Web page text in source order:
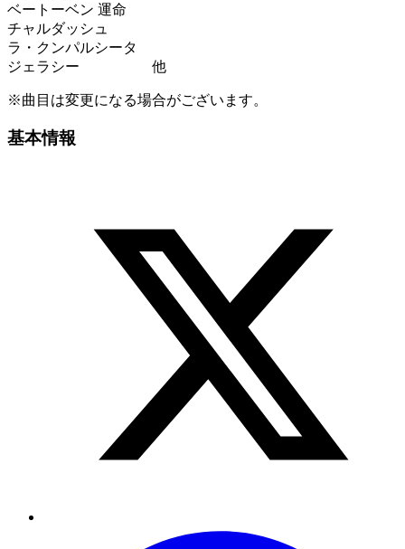
ベートーベン 運命
チャルダッシュ
ラ・クンパルシータ
ジェラシー 他
※曲目は変更になる場合がございます。
基本情報